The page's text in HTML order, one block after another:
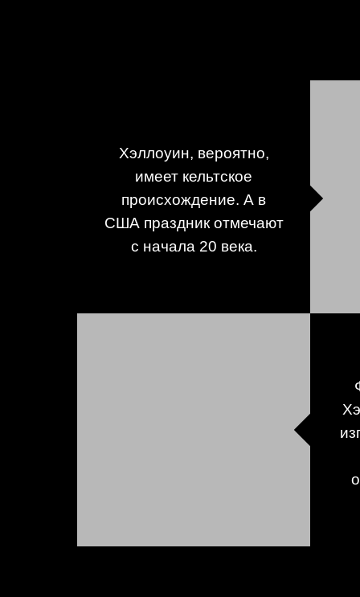
Хэллоуин, вероятно,
имеет кельтское
происхождение. А в
США праздник отмечают
с начала 20 века.